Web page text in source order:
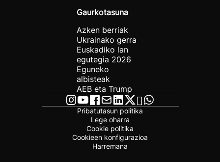
Gaurkotasuna
Azken berriak
Ukrainako gerra
Euskadiko lan
egutegia 2026
Eguneko
albisteak
AEB eta Trump
Pribatutasun politika
Lege oharra
Cookie politika
Cookieen konfigurazioa
Harremana